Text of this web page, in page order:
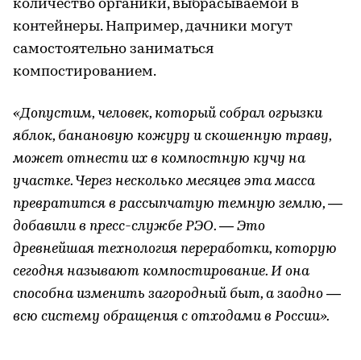
количество органики, выбрасываемой в
контейнеры. Например, дачники могут
самостоятельно заниматься
компостированием.
«Допустим, человек, который собрал огрызки
яблок, банановую кожуру и скошенную траву,
может отнести их в компостную кучу на
участке. Через несколько месяцев эта масса
превратится в рассыпчатую темную землю, —
добавили в пресс-службе РЭО. — Это
древнейшая технология переработки, которую
сегодня называют компостирование. И она
способна изменить загородный быт, а заодно —
всю систему обращения с отходами в России».